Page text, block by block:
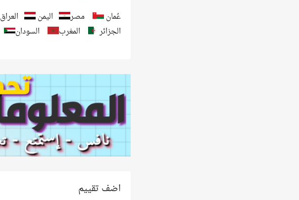
عُمان
مصر اليمن العراق
الجزائر
المغرب السودان
اضف تقييم